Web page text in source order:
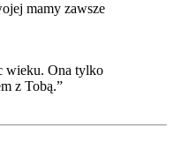
mamy zawsze
wieku. Ona tylko
z Tobą.”